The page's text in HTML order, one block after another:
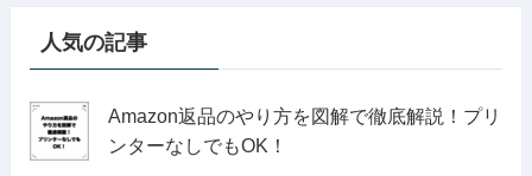
人気の記事
Amazon返品のやり方を図解で徹底解説！プリ
ンターなしでもOK！